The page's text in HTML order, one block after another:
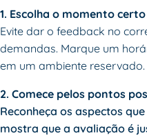
1. Escolha o momento certo
Evite dar o feedback no
demandas. Marque um
em um ambiente reservado.
2. Comece pelos pontos
Reconheça os aspectos
mostra que a avaliação é